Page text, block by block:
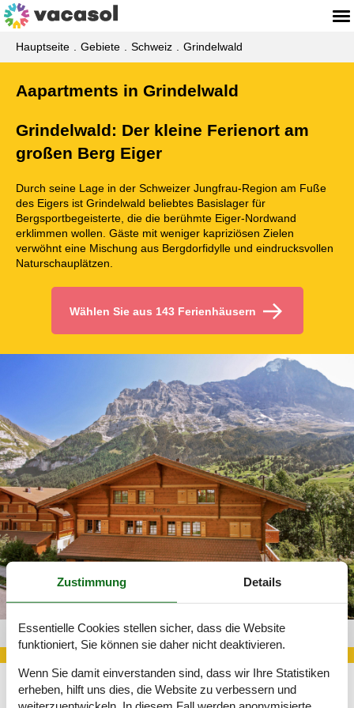
Hauptseite Gebiete Schweiz Grindelwald
Aapartments in Grindelwald
Grindelwald: Der kleine Ferienort am
großen Berg Eiger
Durch seine Lage in der Schweizer Jungfrau-Region am Fuße
des Eigers ist Grindelwald beliebtes Basislager für
Bergsportbegeisterte, die die berühmte Eiger-Nordwand
erklimmen wollen. Gäste mit weniger kapriziösen Zielen
verwöhnt eine Mischung aus Bergdorfidylle und eindrucksvollen
Naturschauplätzen.
Wählen Sie aus 143 Ferienhäusern
Apartment Grindelwald 303-CH3818.106.1
Der Südosten des Schweizer Kantons Bern empfängt Sie mit
Zustimmung Details
Essentielle Cookies stellen sicher, dass die Website
funktioniert, Sie können sie daher nicht deaktivieren.
Wenn Sie damit einverstanden sind, dass wir Ihre Statistiken
erheben, hilft uns dies, die Website zu verbessern und